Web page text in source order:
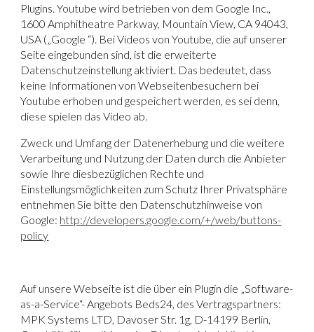
Plugins. Youtube wird betrieben von dem Google Inc.,
1600 Amphitheatre Parkway, Mountain View, CA 94043,
USA („Google “). Bei Videos von Youtube, die auf unserer
Seite eingebunden sind, ist die erweiterte
Datenschutzeinstellung aktiviert. Das bedeutet, dass
keine Informationen von Webseitenbesuchern bei
Youtube erhoben und gespeichert werden, es sei denn,
diese spielen das Video ab.
Zweck und Umfang der Datenerhebung und die weitere
Verarbeitung und Nutzung der Daten durch die Anbieter
sowie Ihre diesbezüglichen Rechte und
Einstellungsmöglichkeiten zum Schutz Ihrer Privatsphäre
entnehmen Sie bitte den Datenschutzhinweise von
Google: http://developers.google.com/+/web/buttons-
policy
Auf unsere Webseite ist die über ein Plugin die „Software-
as-a-Service“- Angebots Beds24, des Vertragspartners:
MPK Systems LTD, Davoser Str. 1g, D-14199 Berlin,